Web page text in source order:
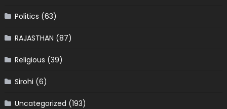
Politics (63)
RAJASTHAN (87)
Religious (39)
Sirohi (6)
Uncategorized (193)